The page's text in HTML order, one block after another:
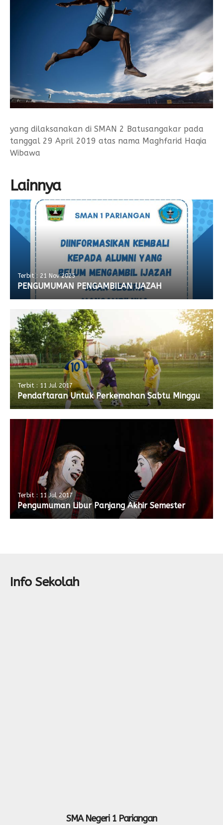
SOP Usulan Pensiun
SOP Pengelola Keuangan
Download
Kalender Akademik
yang dilaksanakan di SMAN 2 Batusangakar pada
tanggal 29 April 2019 atas nama Maghfarid Haqia
Wibawa
Lainnya
Terbit : 21 Nov 2025
PENGUMUMAN PENGAMBILAN IJAZAH
Terbit : 11 Jul 2017
Pendaftaran Untuk Perkemahan Sabtu Minggu
Terbit : 11 Jul 2017
Pengumuman Libur Panjang Akhir Semester
Info Sekolah
SMA Negeri 1 Pariangan